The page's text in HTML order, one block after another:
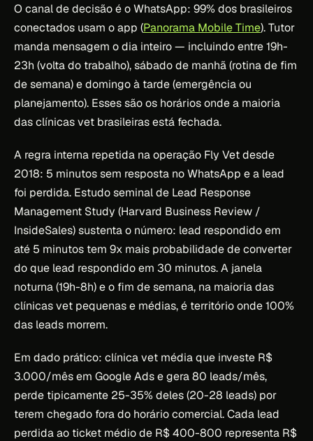
O canal de decisão é o WhatsApp: 99% dos brasileiros
conectados usam o app (Panorama Mobile Time). Tutor
manda mensagem o dia inteiro — incluindo entre 19h-
23h (volta do trabalho), sábado de manhã (rotina de fim
de semana) e domingo à tarde (emergência ou
planejamento). Esses são os horários onde a maioria
das clínicas vet brasileiras está fechada.
A regra interna repetida na operação Fly Vet desde
2018: 5 minutos sem resposta no WhatsApp e a lead
foi perdida. Estudo seminal de Lead Response
Management Study (Harvard Business Review /
InsideSales) sustenta o número: lead respondido em
até 5 minutos tem 9x mais probabilidade de converter
do que lead respondido em 30 minutos. A janela
noturna (19h-8h) e o fim de semana, na maioria das
clínicas vet pequenas e médias, é território onde 100%
das leads morrem.
Em dado prático: clínica vet média que investe R$
3.000/mês em Google Ads e gera 80 leads/mês,
perde tipicamente 25-35% deles (20-28 leads) por
terem chegado fora do horário comercial. Cada lead
perdida ao ticket médio de R$ 400-800 representa R$